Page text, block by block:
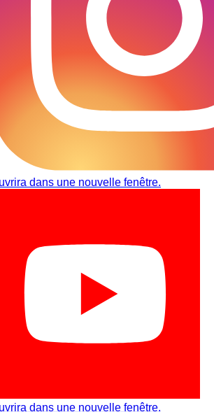
dans une nouvelle fenêtre.
dans une nouvelle fenêtre.